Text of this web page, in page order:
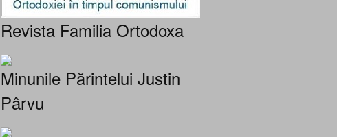
Revista Familia Ortodoxa
Minunile Părintelui Justin
Pârvu